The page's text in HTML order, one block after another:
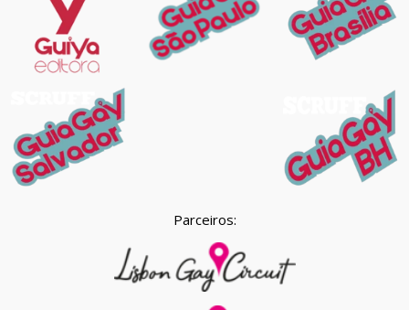
Parceiros: